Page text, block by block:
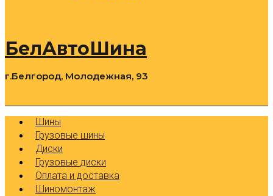
БелАвтоШина
г.Белгород, Молодежная, 93
Шины
Грузовые шины
Диски
Грузовые диски
Оплата и доставка
Шиномонтаж